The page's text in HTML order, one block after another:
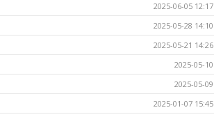
2025-06-05 12:17
2025-05-28 14:10
2025-05-21 14:26
2025-05-10
2025-05-09
2025-01-07 15:45